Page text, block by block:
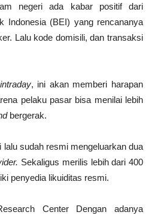
negeri ada kabar positif dari
Indonesia (BEI) yang rencananya
Lalu kode domisili, dan transaksi
intraday, ini akan memberi harapan
pelaku pasar bisa menilai lebih
bergerak.
lalu sudah resmi mengeluarkan dua
Sekaligus merilis lebih dari 400
penyedia likuiditas resmi.
Center Dengan adanya